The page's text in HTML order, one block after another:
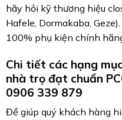
hãy hỏi kỹ thương hiệu
Hafele, Dormakaba, Geze).
100% phụ kiện chính
Chi tiết các hạng
nhà trọ đạt chuẩn
0906 339 879
Để giúp quý khách hàng